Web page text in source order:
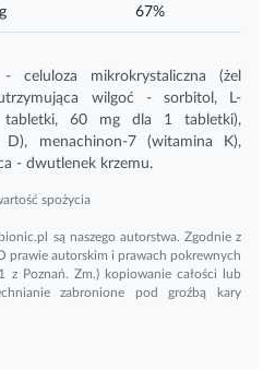
67%
- celuloza mikrokrystaliczna (żel
wilgoć - sorbitol, L-
60 mg dla 1 tabletki),
D), menachinon-7 (witamina K),
- dwutlenek krzemu.
spożycia
są naszego autorstwa. Zgodnie z
prawie autorskim i prawach pokrewnych
z Poznań. Zm.) kopiowanie całości lub
zabronione pod groźbą kary